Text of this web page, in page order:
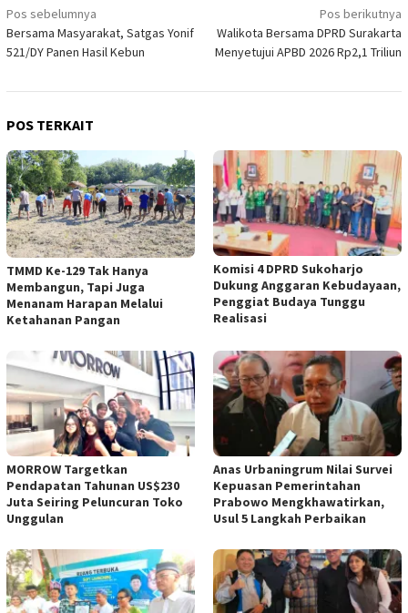
Navigasi
pos
Pos sebelumnya
Bersama Masyarakat, Satgas Yonif
521/DY Panen Hasil Kebun
Pos berikutnya
Walikota Bersama DPRD Surakarta
Menyetujui APBD 2026 Rp2,1 Triliun
POS TERKAIT
TMMD Ke-129 Tak Hanya
Membangun, Tapi Juga
Menanam Harapan Melalui
Ketahanan Pangan
Komisi 4 DPRD Sukoharjo
Dukung Anggaran Kebudayaan,
Penggiat Budaya Tunggu
Realisasi
MORROW Targetkan
Pendapatan Tahunan US$230
Juta Seiring Peluncuran Toko
Unggulan
Anas Urbaningrum Nilai Survei
Kepuasan Pemerintahan
Prabowo Mengkhawatirkan,
Usul 5 Langkah Perbaikan